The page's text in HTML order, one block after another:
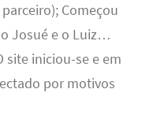
Começou
Josué e o Luiz…
site iniciou-se e em
por motivos